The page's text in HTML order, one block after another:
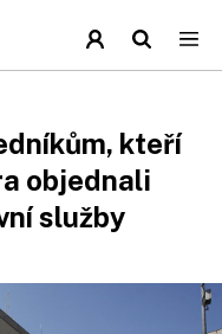
kteří
objednali
služby